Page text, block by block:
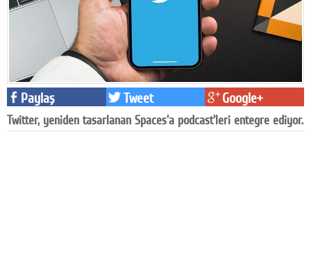
Reyting-tiraj
Teknoloji
Televizyon
Dünya
Pr
Paylaş Tweet Google+
Twitter, yeniden tasarlanan Spaces'a podcast'leri entegre ediyor.